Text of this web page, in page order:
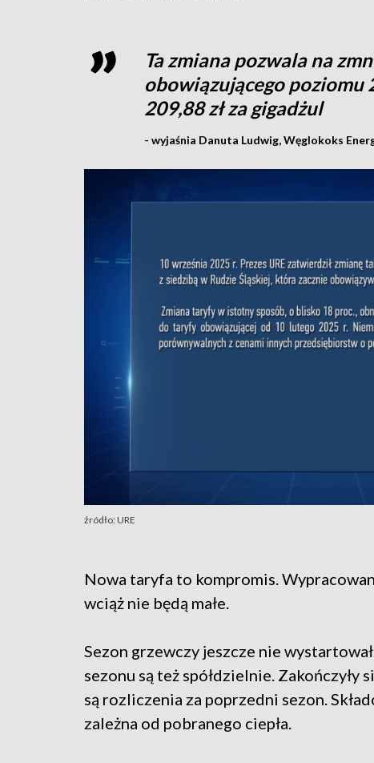
Ta zmiana pozwala na
obowiązującego poziomu
209,88 zł za gigadżul
- wyjaśnia Danuta Ludwig, Węglokoks
źródło: URE
Nowa taryfa to kompromis.
wciąż nie będą małe.
Sezon grzewczy jeszcze nie
sezonu są też spółdzielnie. Zakończyły
są rozliczenia za poprzedni sezon.
zależna od pobranego ciepła.